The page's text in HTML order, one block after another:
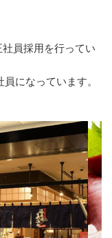
員採用を行ってい
になっています。